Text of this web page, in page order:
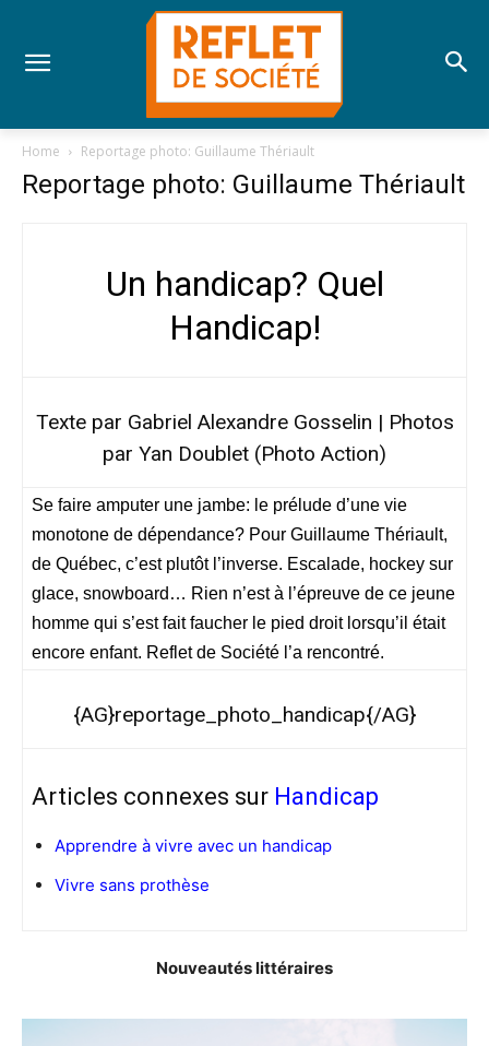
Home Reportage photo: Guillaume Thériault
Reportage photo: Guillaume Thériault
Un handicap? Quel
Handicap!
Texte par Gabriel Alexandre Gosselin | Photos
par Yan Doublet (Photo Action)
Se faire amputer une jambe: le prélude d’une vie
monotone de dépendance? Pour Guillaume Thériault,
de Québec, c’est plutôt l’inverse. Escalade, hockey sur
glace, snowboard… Rien n’est à l’épreuve de ce jeune
homme qui s’est fait faucher le pied droit lorsqu’il était
encore enfant. Reflet de Société l’a rencontré.
{AG}reportage_photo_handicap{/AG}
Articles connexes sur Handicap
Apprendre à vivre avec un handicap
Vivre sans prothèse
Nouveautés littéraires